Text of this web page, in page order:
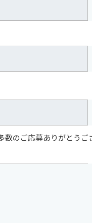
数のご応募ありがとうご